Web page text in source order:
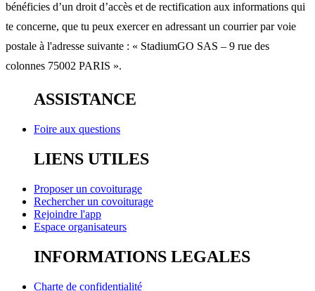
bénéficies d’un droit d’accès et de rectification aux informations qui
te concerne, que tu peux exercer en adressant un courrier par voie
postale à l'adresse suivante : « StadiumGO SAS – 9 rue des
colonnes 75002 PARIS ».
ASSISTANCE
Foire aux questions
LIENS UTILES
Proposer un covoiturage
Rechercher un covoiturage
Rejoindre l'app
Espace organisateurs
INFORMATIONS LEGALES
Charte de confidentialité